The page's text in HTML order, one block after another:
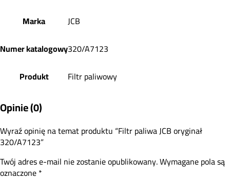
Marka
JCB
Numer katalogowy320/A7123
Produkt
Filtr paliwowy
Opinie (0)
Wyraź opinię na temat produktu “Filtr paliwa JCB oryginał
320/A7123”
Twój adres e-mail nie zostanie opublikowany.Wymagane pola są
oznaczone*